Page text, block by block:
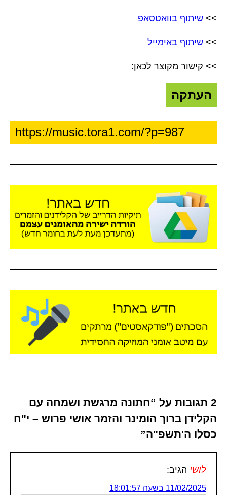
>> שיתוף בוואטסאפ
>> שיתוף באימייל
>> קישור מקוצר לכאן:
העתקה
2 תגובות על “חתונה מרגשת ושמחה עם
הקלידן ברוך הומינר והזמר אושי פרוש – י"ח
כסלו ה'תשפ"ה”
לושי הגיב:
11/02/2025 בשעה 18:01:57